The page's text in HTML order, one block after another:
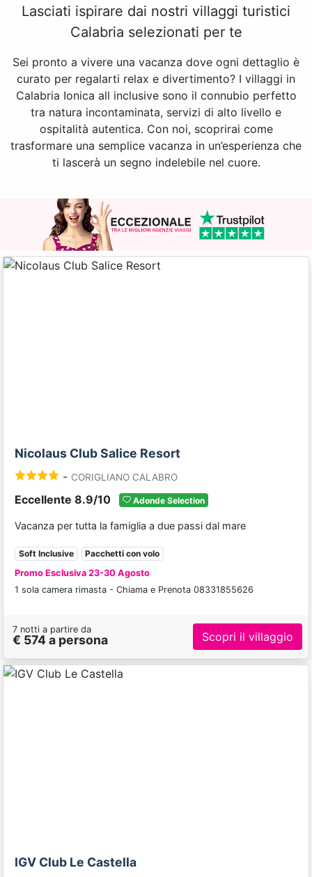
Lasciati ispirare dai nostri villaggi turistici
Calabria selezionati per te
Sei pronto a vivere una vacanza dove ogni dettaglio è
curato per regalarti relax e divertimento? I villaggi in
Calabria Ionica all inclusive sono il connubio perfetto
tra natura incontaminata, servizi di alto livello e
ospitalità autentica. Con noi, scoprirai come
trasformare una semplice vacanza in un’esperienza che
ti lascerà un segno indelebile nel cuore.
Nicolaus Club Salice Resort
- CORIGLIANO CALABRO
Eccellente 8.9/10 Adonde Selection
Vacanza per tutta la famiglia a due passi dal mare
Soft Inclusive
Pacchetti con volo
Promo Esclusiva 23-30 Agosto
1 sola camera rimasta - Chiama e Prenota 08331855626
7 notti a partire da
€ 574 a persona Scopri il villaggio
IGV Club Le Castella